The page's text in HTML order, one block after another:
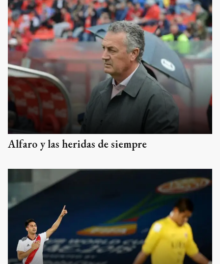
Alfaro y las heridas de siempre